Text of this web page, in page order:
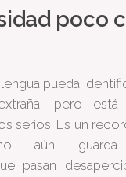
poco
pueda
pero está
serios. Es un
aún guarda
pasan